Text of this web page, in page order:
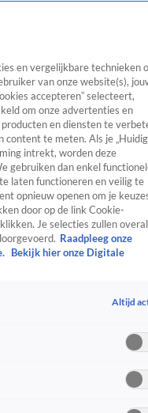
TV Algemeen
Tip
RealityCrimeVideo's
en vergelijkbare technieken
van onze website(s),
accepteren” selecteert,
om onze advertenties en
en diensten te
te meten. Als je
intrekt, worden deze
gebruiken dan enkel
laten functioneren en veilig te
opnieuw openen om je
door op de link Cookie-
Je selecties zullen overal
Raadpleeg onze
Bekijk hier onze Digitale
Altijd